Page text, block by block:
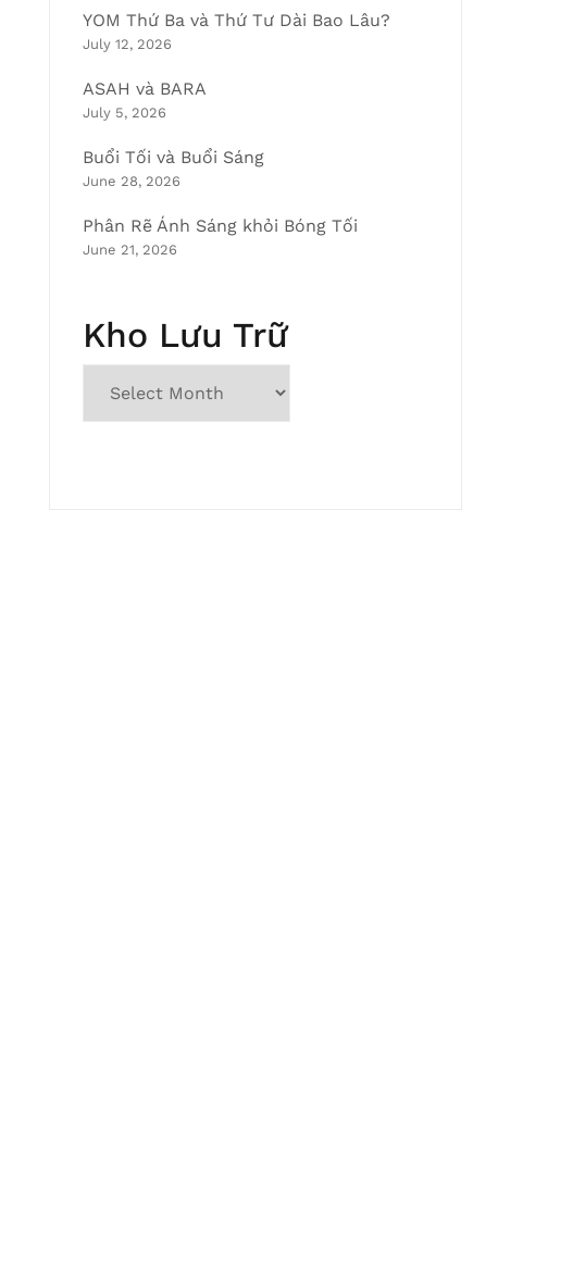
YOM Thứ Ba và Thứ Tư Dài Bao Lâu?
July 12, 2026
ASAH và BARA
July 5, 2026
Buổi Tối và Buổi Sáng
June 28, 2026
Phân Rẽ Ánh Sáng khỏi Bóng Tối
June 21, 2026
Kho Lưu Trữ